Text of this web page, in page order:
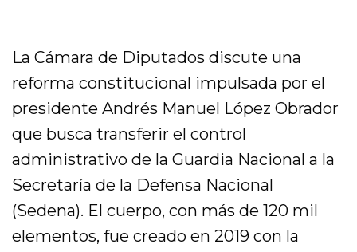
La Cámara de Diputados discute una
reforma constitucional impulsada por el
presidente Andrés Manuel López Obrador
que busca transferir el control
administrativo de la Guardia Nacional a la
Secretaría de la Defensa Nacional
(Sedena). El cuerpo, con más de 120 mil
elementos, fue creado en 2019 con la